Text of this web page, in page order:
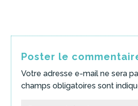
Poster le
Votre adresse e-mail ne sera
champs obligatoires sont